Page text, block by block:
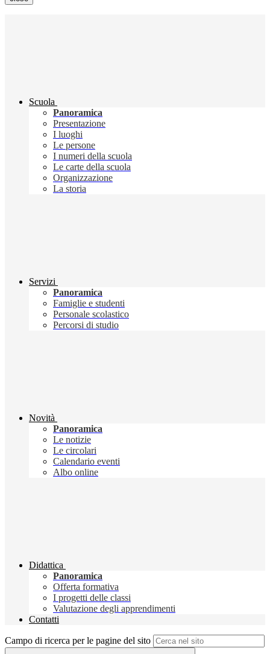
Scuola
Panoramica
Presentazione
I luoghi
Le persone
I numeri della scuola
Le carte della scuola
Organizzazione
La storia
Servizi
Panoramica
Famiglie e studenti
Personale scolastico
Percorsi di studio
Novità
Panoramica
Le notizie
Le circolari
Calendario eventi
Albo online
Didattica
Panoramica
Offerta formativa
I progetti delle classi
Valutazione degli apprendimenti
Contatti
Campo di ricerca per le pagine del sito